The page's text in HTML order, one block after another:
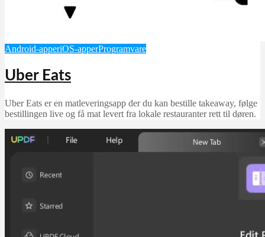
Android-apperiOS-apperProgramvare
Uber Eats
Uber Eats er en matleveringsapp der du kan bestille takeaway, følge
bestillingen live og få mat levert fra lokale restauranter rett til døren.